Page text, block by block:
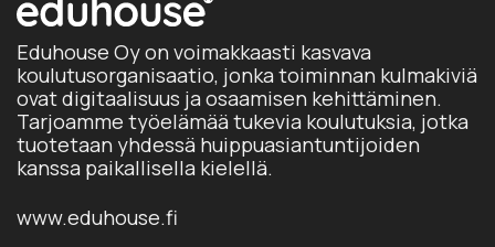
Eduhouse Oy on voimakkaasti kasvava
koulutusorganisaatio, jonka toiminnan kulmakiviä
ovat digitaalisuus ja osaamisen kehittäminen.
Tarjoamme työelämää tukevia koulutuksia, jotka
tuotetaan yhdessä huippuasiantuntijoiden
kanssa paikallisella kielellä.
www.eduhouse.fi